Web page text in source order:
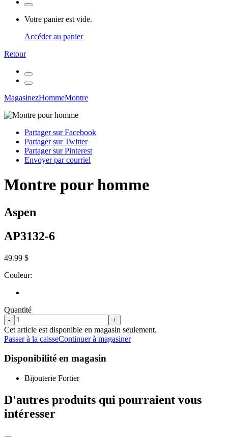
Votre panier est vide.
Accéder au panier
Retour
MagasinezHommeMontre
Partager sur Facebook
Partager sur Twitter
Partager sur Pinterest
Envoyer par courriel
Montre pour homme
Aspen
AP3132-6
49.99 $
Couleur:
Quantité
- +
Cet article est disponible en magasin seulement.
Passer à la caisseContinuer à magasiner
Disponibilité en magasin
Bijouterie Fortier
D'autres produits qui pourraient vous
intéresser